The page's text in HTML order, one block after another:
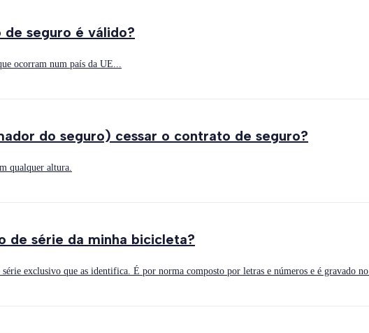
seguro é válido?
ocorram num país da UE...
do seguro) cessar o contrato de seguro?
qualquer altura.
de série da minha bicicleta?
série exclusivo que as identifica. É por norma composto por letras e números e é gravado